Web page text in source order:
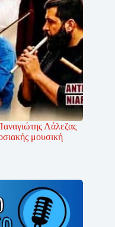
Λάλεζας
μουσική